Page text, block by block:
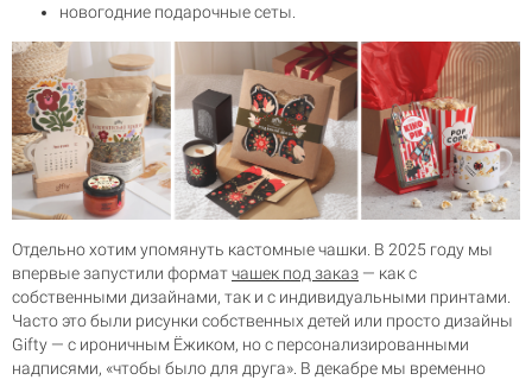
новогодние подарочные сеты.
Отдельно хотим упомянуть кастомные чашки. В 2025 году мы
впервые запустили форматчашек под заказ — как с
собственными дизайнами, так и с индивидуальными принтами.
Часто это были рисунки собственных детей или просто дизайны
Gifty — с ироничным Ёжиком, но с персонализированными
надписями, «чтобы было для друга». В декабре мы временно